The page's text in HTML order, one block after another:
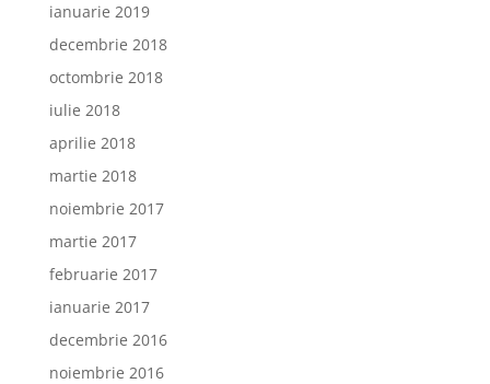
ianuarie 2019
decembrie 2018
octombrie 2018
iulie 2018
aprilie 2018
martie 2018
noiembrie 2017
martie 2017
februarie 2017
ianuarie 2017
decembrie 2016
noiembrie 2016